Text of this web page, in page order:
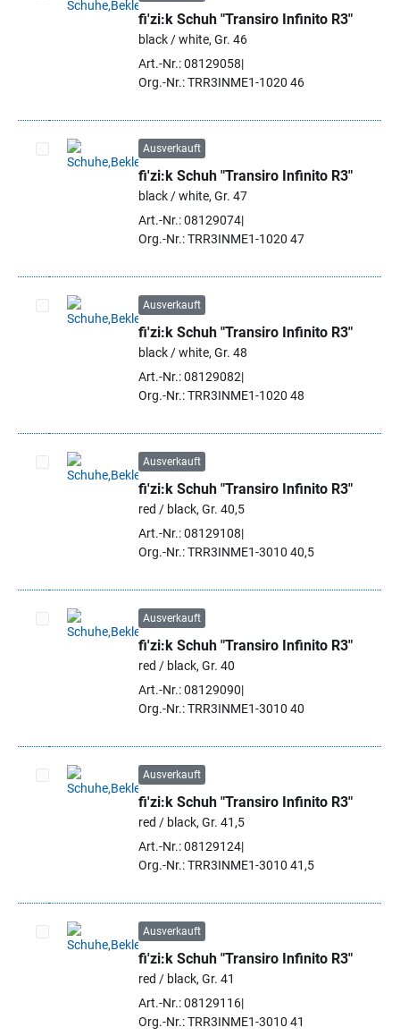
Artikel auswählen
fi'zi:k Schuh "Transiro Infinito R3"
black / white, Gr. 46
Art.-Nr.: 08129058
Org.-Nr.: TRR3INME1-1020 46
Artikel auswählen
Ausverkauft
fi'zi:k Schuh "Transiro Infinito R3"
black / white, Gr. 47
Art.-Nr.: 08129074
Org.-Nr.: TRR3INME1-1020 47
Artikel auswählen
Ausverkauft
fi'zi:k Schuh "Transiro Infinito R3"
black / white, Gr. 48
Art.-Nr.: 08129082
Org.-Nr.: TRR3INME1-1020 48
Artikel auswählen
Ausverkauft
fi'zi:k Schuh "Transiro Infinito R3"
red / black, Gr. 40,5
Art.-Nr.: 08129108
Org.-Nr.: TRR3INME1-3010 40,5
Artikel auswählen
Ausverkauft
fi'zi:k Schuh "Transiro Infinito R3"
red / black, Gr. 40
Art.-Nr.: 08129090
Org.-Nr.: TRR3INME1-3010 40
Artikel auswählen
Ausverkauft
fi'zi:k Schuh "Transiro Infinito R3"
red / black, Gr. 41,5
Art.-Nr.: 08129124
Org.-Nr.: TRR3INME1-3010 41,5
Artikel auswählen
Ausverkauft
fi'zi:k Schuh "Transiro Infinito R3"
red / black, Gr. 41
Art.-Nr.: 08129116
Org.-Nr.: TRR3INME1-3010 41